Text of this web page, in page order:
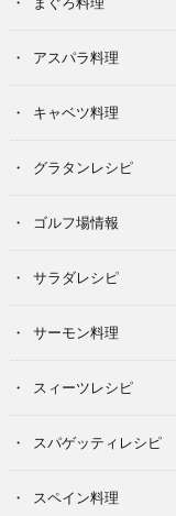
アスパラ料理
キャベツ料理
グラタンレシピ
ゴルフ場情報
サラダレシピ
サーモン料理
スィーツレシピ
スパゲッティレシピ
スペイン料理